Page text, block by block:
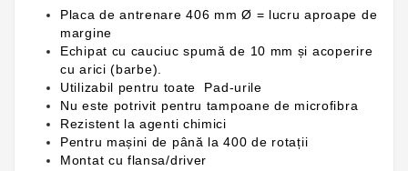
Placa de antrenare 406 mm Ø = lucru aproape de
margine
Echipat cu cauciuc spumă de 10 mm și acoperire
cu arici (barbe).
Utilizabil pentru toate Pad-urile
Nu este potrivit pentru tampoane de microfibra
Rezistent la agenti chimici
Pentru mașini de până la 400 de rotații
Montat cu flansa/driver